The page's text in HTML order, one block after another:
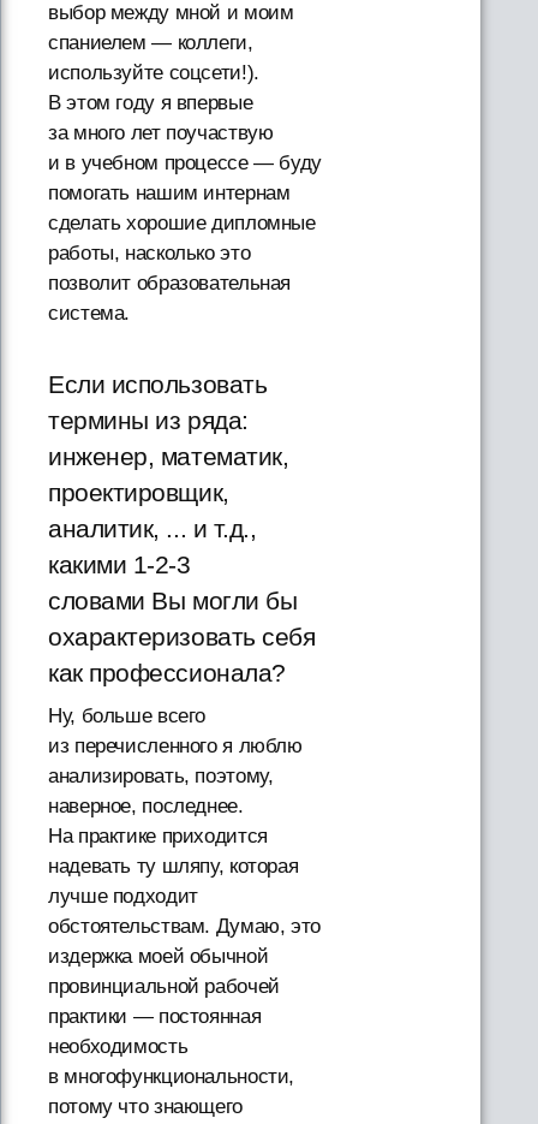
выбор между мной и моим
спаниелем — коллеги,
используйте соцсети!).
В этом году я впервые
за много лет поучаствую
и в учебном процессе — буду
помогать нашим интернам
сделать хорошие дипломные
работы, насколько это
позволит образовательная
система.
Если использовать
термины из ряда:
инженер, математик,
проектировщик,
аналитик, ... и т.д.,
какими 1-2-3
словами Вы могли бы
охарактеризовать себя
как профессионала?
Ну, больше всего
из перечисленного я люблю
анализировать, поэтому,
наверное, последнее.
На практике приходится
надевать ту шляпу, которая
лучше подходит
обстоятельствам. Думаю, это
издержка моей обычной
провинциальной рабочей
практики — постоянная
необходимость
в многофункциональности,
потому что знающего